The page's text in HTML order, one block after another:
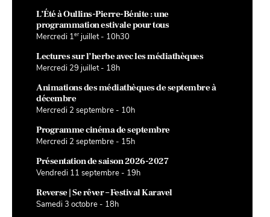
L’Été à Oullins-Pierre-Bénite : une
programmation estivale pour tous
Mercredi 1er juillet - 10h30
Lectures sur l’herbe avec les médiathèques
Mercredi 29 juillet - 18h
Animations des médiathèques de septembre à
décembre
Mercredi 2 septembre - 10h
Programme cinéma de septembre
Mercredi 2 septembre - 15h
Présentation de saison 2026-2027
Vendredi 11 septembre - 19h
Reverse | Se rêver – Festival Karavel
Samedi 3 octobre - 18h